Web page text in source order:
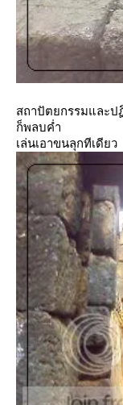
สถาปัตยกรรมและป
ก็พลบค่ำ
เล่นเอาขนลุกทีเดียว